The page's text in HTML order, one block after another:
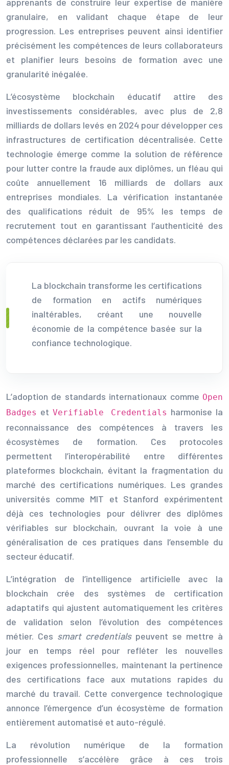
granulaire, en validant chaque étape de leur
progression. Les entreprises peuvent ainsi identifier
précisément les compétences de leurs collaborateurs
et planifier leurs besoins de formation avec une
granularité inégalée.
L’écosystème blockchain éducatif attire des
investissements considérables, avec plus de 2,8
milliards de dollars levés en 2024 pour développer ces
infrastructures de certification décentralisée. Cette
technologie émerge comme la solution de référence
pour lutter contre la fraude aux diplômes, un fléau qui
coûte annuellement 16 milliards de dollars aux
entreprises mondiales. La vérification instantanée
des qualifications réduit de 95% les temps de
recrutement tout en garantissant l’authenticité des
compétences déclarées par les candidats.
La blockchain transforme les certifications
de formation en actifs numériques
inaltérables, créant une nouvelle
économie de la compétence basée sur la
confiance technologique.
L’adoption de standards internationaux comme Open
Badges etVerifiable Credentials harmonise la
reconnaissance des compétences à travers les
écosystèmes de formation. Ces protocoles
permettent l’interopérabilité entre différentes
plateformes blockchain, évitant la fragmentation du
marché des certifications numériques. Les grandes
universités comme MIT et Stanford expérimentent
déjà ces technologies pour délivrer des diplômes
vérifiables sur blockchain, ouvrant la voie à une
généralisation de ces pratiques dans l’ensemble du
secteur éducatif.
L’intégration de l’intelligence artificielle avec la
blockchain crée des systèmes de certification
adaptatifs qui ajustent automatiquement les critères
de validation selon l’évolution des compétences
métier. Ces smart credentialspeuvent se mettre à
jour en temps réel pour refléter les nouvelles
exigences professionnelles, maintenant la pertinence
des certifications face aux mutations rapides du
marché du travail. Cette convergence technologique
annonce l’émergence d’un écosystème de formation
entièrement automatisé et auto-régulé.
La révolution numérique de la formation
professionnelle s’accélère grâce à ces trois